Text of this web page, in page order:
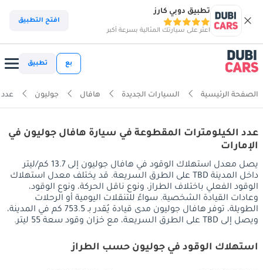
تطبيق دوبي كارز
اعثر على سيارتك المثالية بسرعة أكبر
افتح التطبيق
بع تطبيق
الصفحة الرئيسية السيارات الجديدة هافال جوليون
عدد الكيلومترات المقطوعة في سيارة هافال جوليون في
الإمارات
يصل معدل استهلاك الوقود في هافال جوليون إلى 13.7 كم/ليتر
داخل المدينة TBD على الطرق السريعة. قد يختلف معدل استهلاك
الوقود الفعلي باختلاف الطراز، ونوع ناقل الحركة، ونوع الوقود،
وعادات القيادة الشخصية. سواءً للتنقلات اليومية أو الرحلات
الطويلة، توفر هافال جوليون مدى قيادة يُقدر بـ 753.5 كم في المدينة،
ويصل إلى TBD على الطرق السريعة، مع خزان وقود سعة 55 ليتر.
استهلاك الوقود في جوليون حسب الطراز